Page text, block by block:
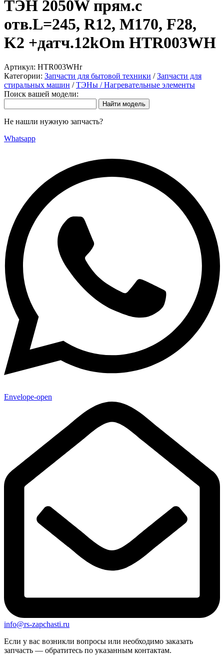
ТЭН 2050W прям.с
отв.L=245, R12, M170, F28,
K2 +датч.12kOm HTR003WH
Артикул: HTR003WHr
Категории: Запчасти для бытовой техники /Запчасти для
стиральных машин /ТЭНы / Нагревательные элементы
Поиск вашей модели:
Не нашли нужную запчасть?
Whatsapp
Envelope-open
info@rs-zapchasti.ru
Если у вас возникли вопросы или необходимо заказать
запчасть — обратитесь по указанным контактам.